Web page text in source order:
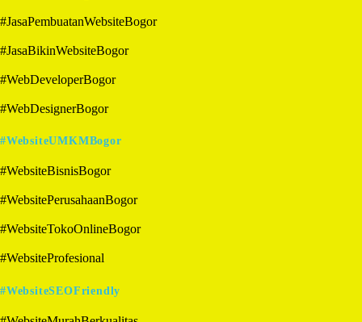
#JasaPembuatanWebsiteBogor
#JasaBikinWebsiteBogor
#WebDeveloperBogor
#WebDesignerBogor
#WebsiteUMKMBogor
#WebsiteBisnisBogor
#WebsitePerusahaanBogor
#WebsiteTokoOnlineBogor
#WebsiteProfesional
#WebsiteSEOFriendly